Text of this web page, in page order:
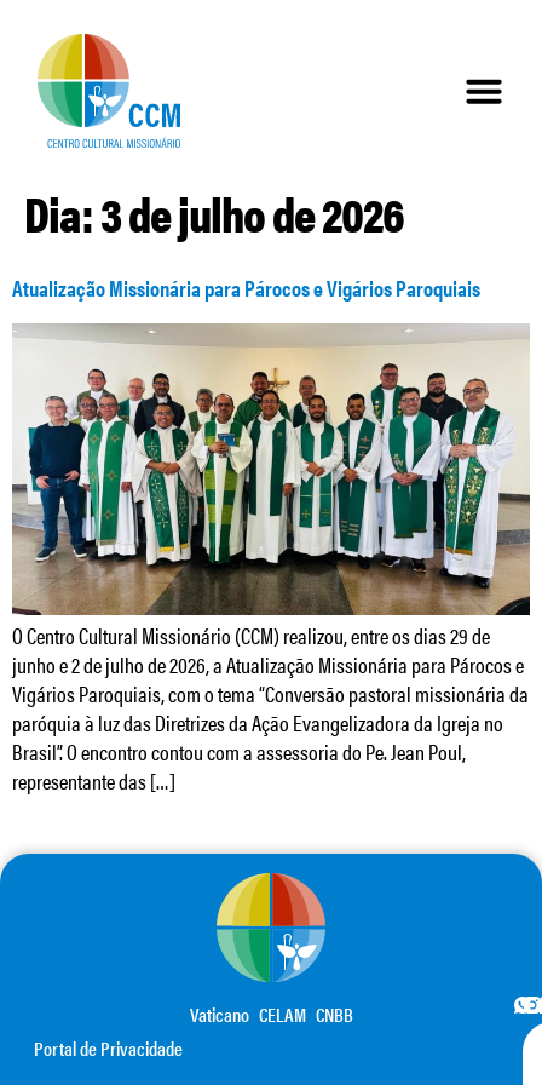
Dia:3 de julho de 2026
Atualização Missionária para Párocos e Vigários Paroquiais
O Centro Cultural Missionário (CCM) realizou, entre os dias 29 de
junho e 2 de julho de 2026, a Atualização Missionária para Párocos e
Vigários Paroquiais, com o tema “Conversão pastoral missionária da
paróquia à luz das Diretrizes da Ação Evangelizadora da Igreja no
Brasil”. O encontro contou com a assessoria do Pe. Jean Poul,
representante das […]
Vaticano CELAM CNBB
Portal de Privacidade